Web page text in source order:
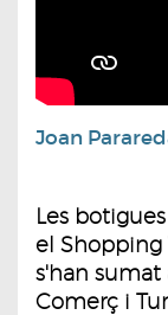
Joan
Les
el Shopping
s'han sumat
Comerç i